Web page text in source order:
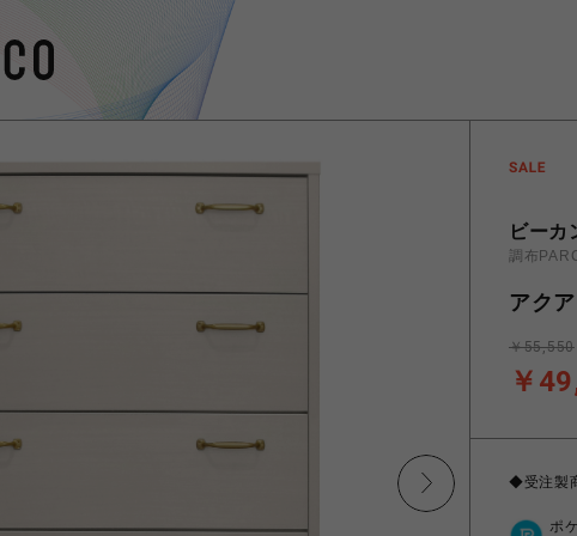
ビーカ
調布
アク
￥
￥55,550
◆受注製
ポ